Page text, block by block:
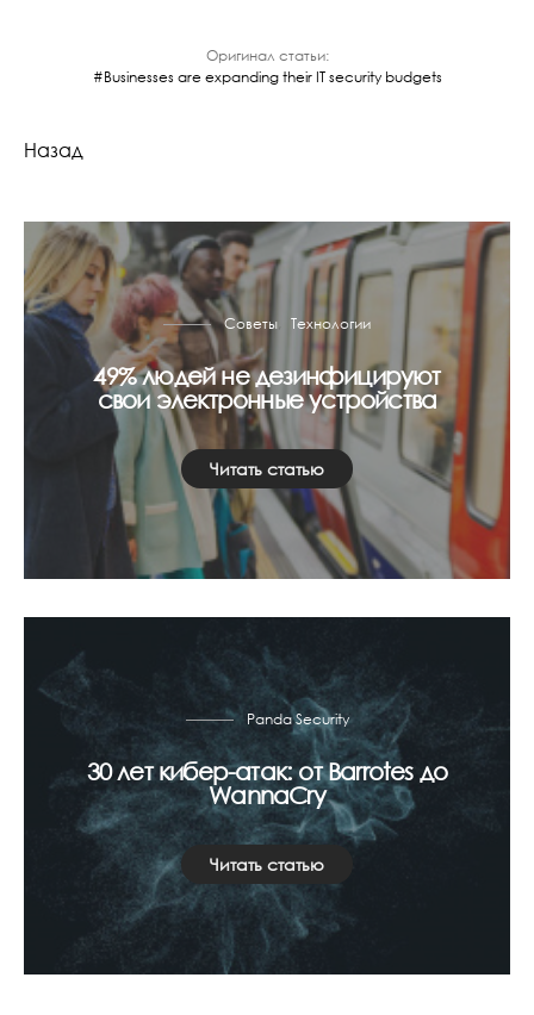
Оригинал статьи:
Businesses are expanding their IT security budgets
Назад
Советы Технологии
49% людей не дезинфицируют
свои электронные устройства
Читать статью
Panda Security
30 лет кибер-атак: от Barrotes до
WannaCry
Читать статью